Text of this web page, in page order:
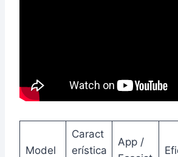
Model
Caract
erística
App /